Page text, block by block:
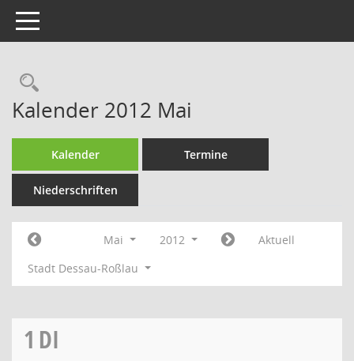
Toggle navigation
Rechercheauswahl
Kalender 2012 Mai
Kalender Termine
Niederschriften
Mai 2012
Aktuell
Stadt Dessau-Roßlau
1 DI